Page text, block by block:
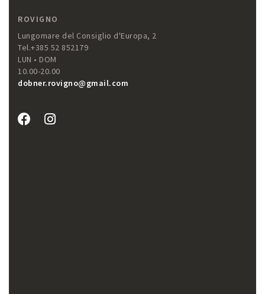
ROVIGNO
Lungomare del Consiglio d'Europa, 2
Tel.+385 52 852179
LUN • DOM
10.00-20.00
dobner.rovigno@gmail.com